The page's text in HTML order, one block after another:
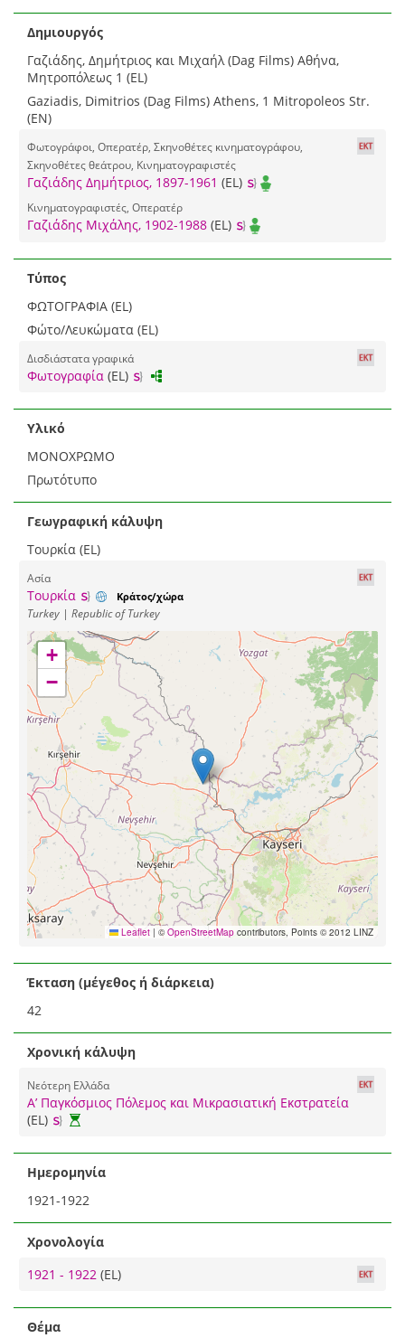
Δημιουργός
Γαζιάδης, Δημήτριος και Μιχαήλ (Dag Films) Αθήνα,
Mητροπόλεως 1 (EL)
Gaziadis, Dimitrios (Dag Films) Athens, 1 Mitropoleos Str.
(EN)
Φωτογράφοι, Οπερατέρ, Σκηνοθέτες κινηματογράφου,
Σκηνοθέτες θεάτρου, Κινηματογραφιστές
Γαζιάδης Δημήτριος, 1897-1961 (EL)
Κινηματογραφιστές, Οπερατέρ
Γαζιάδης Μιχάλης, 1902-1988 (EL)
Τύπος
ΦΩΤΟΓΡΑΦΙΑ (EL)
Φώτο/Λευκώματα (EL)
Δισδιάστατα γραφικά
Φωτογραφία (EL)
Υλικό
ΜΟΝΟΧΡΩΜΟ
Πρωτότυπο
Γεωγραφική κάλυψη
Τουρκία (EL)
Ασία
Τουρκία Κράτος/χώρα
Turkey | Republic of Turkey
+
−
Leaflet | ©OpenStreetMap contributors, Points © 2012 LINZ
Έκταση (μέγεθος ή διάρκεια)
42
Χρονική κάλυψη
Νεότερη Ελλάδα
Α’ Παγκόσμιος Πόλεμος και Μικρασιατική Εκστρατεία
(EL)
Ημερομηνία
1921-1922
Χρονολογία
1921 - 1922 (EL)
Θέμα